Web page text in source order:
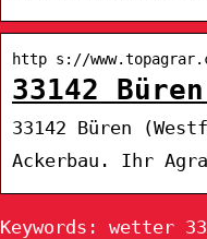
http s://
33142
33142 Büren
Ackerbau. Ihr
Keywords: wetter